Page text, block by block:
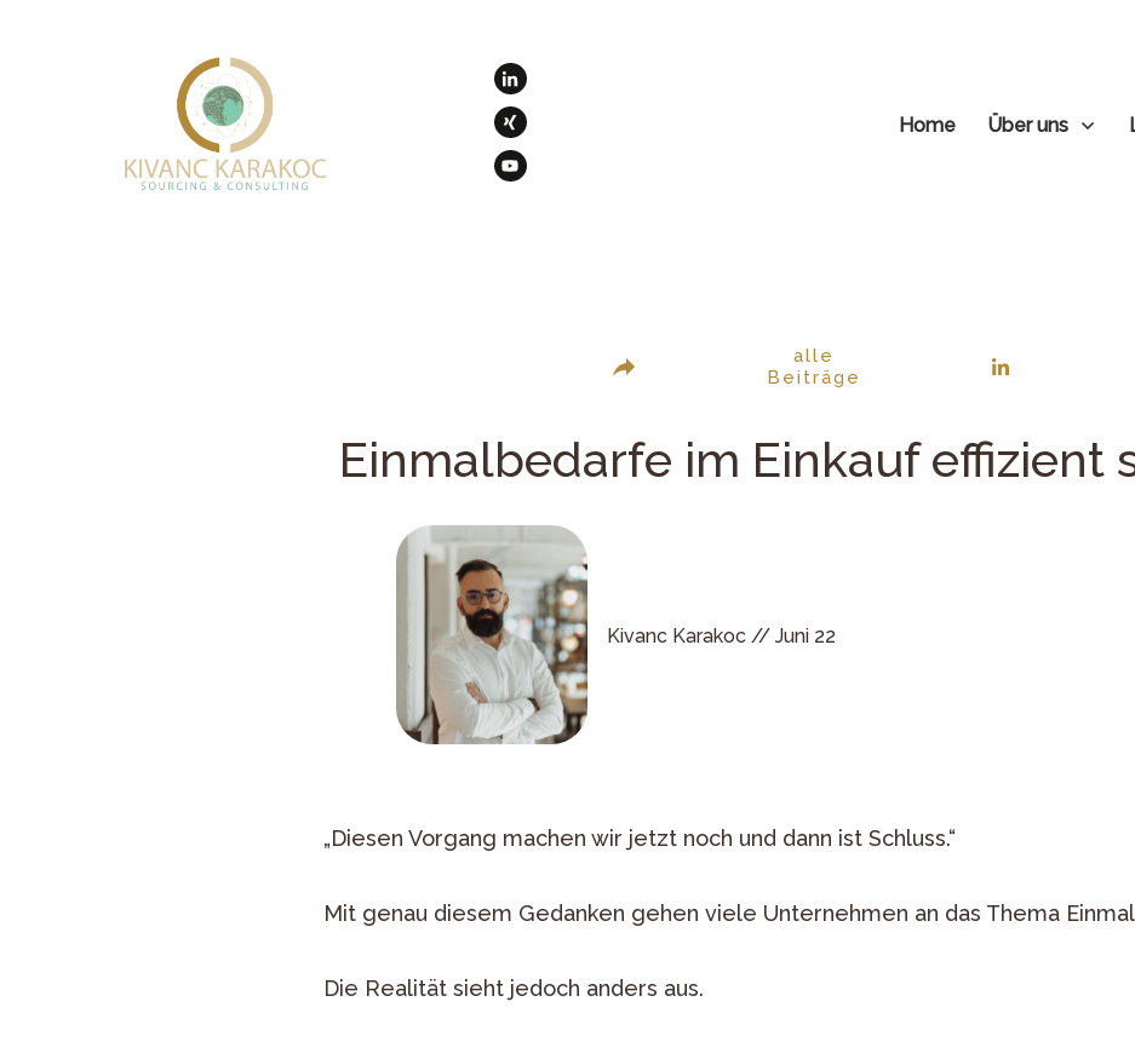
Home Über uns
alle
Beiträge
Einmalbedarfe im Einkauf effizient
Kivanc Karakoc //Juni 22
„Diesen Vorgang machen wir jetzt noch und dann ist Schluss.“
Mit genau diesem Gedanken gehen viele Unternehmen an das Thema
Die Realität sieht jedoch anders aus.